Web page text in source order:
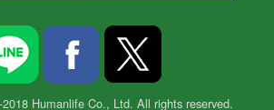
Humanlife Co., Ltd. All rights reserved.